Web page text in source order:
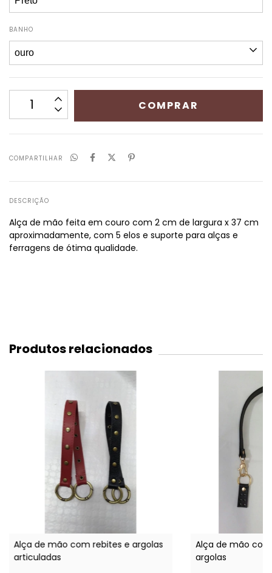
BANHO
COMPARTILHAR
DESCRIÇÃO
Alça de mão feita em couro com 2 cm de largura x 37 cm
aproximadamente, com 5 elos e suporte para alças e
ferragens de ótima qualidade.
Produtos relacionados
Alça de mão com rebites e argolas
articuladas
Alça de mão
argolas